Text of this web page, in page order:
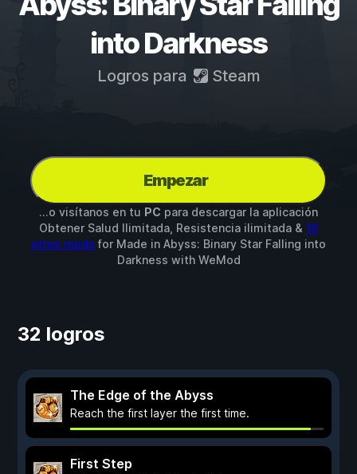
into Darkness
Logros para Steam
Empezar
...o visítanos en tu PC para descargar la aplicación
Obtener Salud Ilimitada, Resistencia ilimitada & 10
otros mods for Made in Abyss: Binary Star Falling into
Darkness with WeMod
32 logros
The Edge of the Abyss
Reach the first layer the first time.
First Step